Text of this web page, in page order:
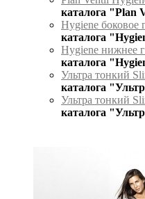
каталога "Plan
Hygiene боковое
каталога
Hygiene нижнее
каталога
Ультра тонкий
каталога
Ультра тонкий
каталога